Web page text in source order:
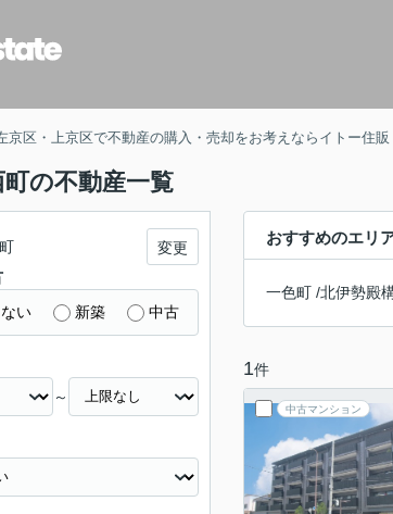
京区・上京区で不動産の購入・売却をお考えならイトー住販
の不動産一覧
おすすめのエリ
一色町 /北伊勢殿
1件
中古マンション
変更
い 新築 中古
～